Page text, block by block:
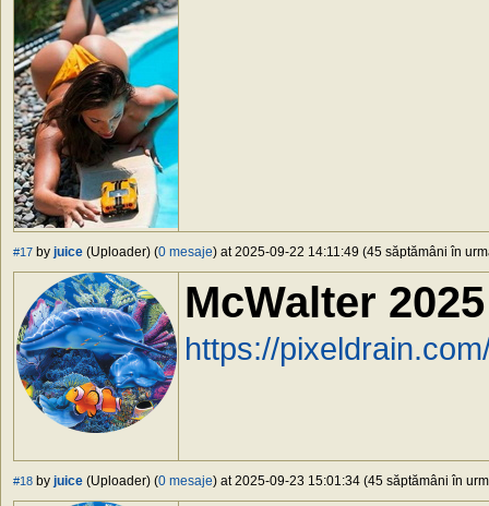
#17 by juice (Uploader) (0 mesaje) at 2025-09-22 14:11:49 (45 săptămâni în
McWalter 2025
https://
#18 by juice (Uploader) (0 mesaje) at 2025-09-23 15:01:34 (45 săptămâni în